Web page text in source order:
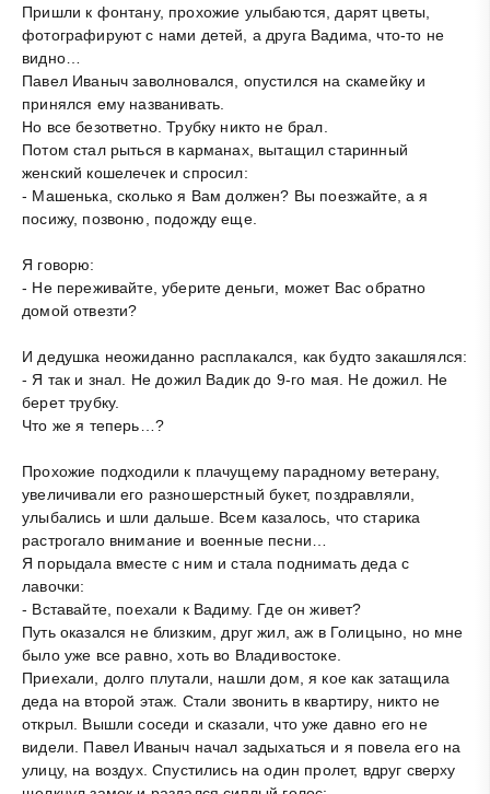
Пришли к фонтану, прохожие улыбаются, дарят цветы,
фотографируют с нами детей, а друга Вадима, что-то не
видно…
Павел Иваныч заволновался, опустился на скамейку и
принялся ему названивать.
Но все безответно. Трубку никто не брал.
Потом стал рыться в карманах, вытащил старинный
женский кошелечек и спросил:
- Машенька, сколько я Вам должен? Вы поезжайте, а я
посижу, позвоню, подожду еще.
Я говорю:
- Не переживайте, уберите деньги, может Вас обратно
домой отвезти?
И дедушка неожиданно расплакался, как будто закашлялся:
- Я так и знал. Не дожил Вадик до 9-го мая. Не дожил. Не
берет трубку.
Что же я теперь…?
Прохожие подходили к плачущему парадному ветерану,
увеличивали его разношерстный букет, поздравляли,
улыбались и шли дальше. Всем казалось, что старика
растрогало внимание и военные песни…
Я порыдала вместе с ним и стала поднимать деда с
лавочки:
- Вставайте, поехали к Вадиму. Где он живет?
Путь оказался не близким, друг жил, аж в Голицыно, но мне
было уже все равно, хоть во Владивостоке.
Приехали, долго плутали, нашли дом, я кое как затащила
деда на второй этаж. Стали звонить в квартиру, никто не
открыл. Вышли соседи и сказали, что уже давно его не
видели. Павел Иваныч начал задыхаться и я повела его на
улицу, на воздух. Спустились на один пролет, вдруг сверху